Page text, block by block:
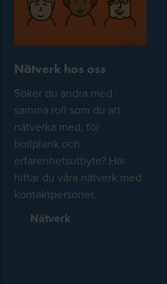
Nätverk hos oss
Söker du andra med
samma roll som du att
nätverka med, för
bollplank och
erfarenhetsutbyte? Här
hittar du våra nätverk med
kontaktpersoner.
Nätverk